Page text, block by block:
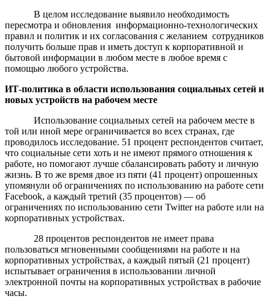
В целом исследование выявило необходимость
пересмотра и обновления информационно-технологических
правил и политик и их согласования с желанием сотрудников
получить больше прав и иметь доступ к корпоративной и
бытовой информации в любом месте в любое время с
помощью любого устройства.
ИТ-политика в области использования социальных сетей и
новых устройств на рабочем месте
Использование социальных сетей на рабочем месте в
той или иной мере ограничивается во всех странах, где
проводилось исследование. 51 процент респондентов считает,
что социальные сети хоть и не имеют прямого отношения к
работе, но помогают лучше сбалансировать работу и личную
жизнь. В то же время двое из пяти (41 процент) опрошенных
упомянули об ограничениях по использованию на работе сети
Facebook, а каждый третий (35 процентов) — об
ограничениях по использованию сети Twitter на работе или на
корпоративных устройствах.
28 процентов респондентов не имеет права
пользоваться мгновенными сообщениями на работе и на
корпоративных устройствах, а каждый пятый (21 процент)
испытывает ограничения в использовании личной
электронной почты на корпоративных устройствах в рабочие
часы.